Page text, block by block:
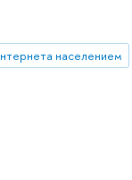
населением